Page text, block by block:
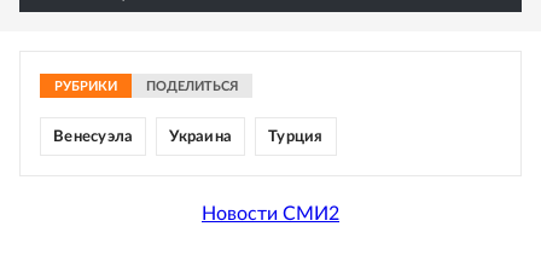
РУБРИКИ ПОДЕЛИТЬСЯ
Венесуэла Украина Турция
Новости СМИ2